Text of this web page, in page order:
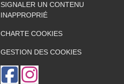
SIGNALER UN CONTENU
INAPPROPRIÉ
CHARTE COOKIES
GESTION DES COOKIES